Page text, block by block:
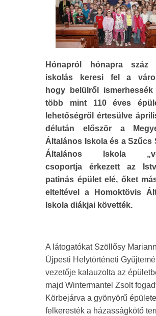
Hónapról hónapra száz
iskolás keresi fel a
hogy belülről
több mint 110 éves
lehetőségről értesülve
délután először a
Általános Iskola és a Szűcs
Általános Iskola
csoportja érkezett az
patinás épület elé, őket
elteltével a Homoktövis
Iskola diákjai követték.
A látogatókat Szöllősy
Újpesti Helytörténeti
vezetője kalauzolta az
majd Wintermantel Zsolt
Körbejárva a gyönyörű
felkeresték a házasságkötő